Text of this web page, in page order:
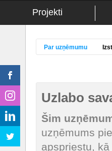
Projekti
Par uzņēmumu
Uzlabo
Šim
uzņēmums
apspriestu,